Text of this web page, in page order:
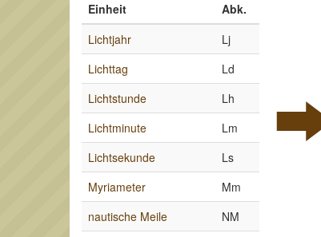
Einheit
Abk.
Lichtjahr
Lj
Lichttag
Ld
Lichtstunde
Lh
Lichtminute
Lm
Lichtsekunde
Ls
Myriameter
Mm
nautische Meile
NM